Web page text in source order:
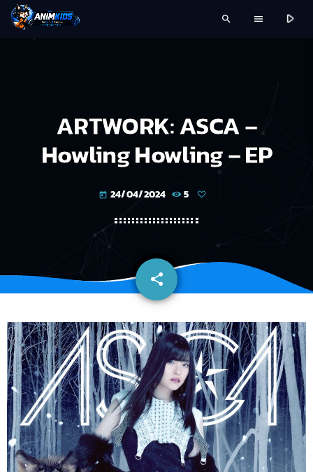
search menu play_arrow
ARTWORK: ASCA –
Howling Howling – EP
today 24/04/2024 5
share
email